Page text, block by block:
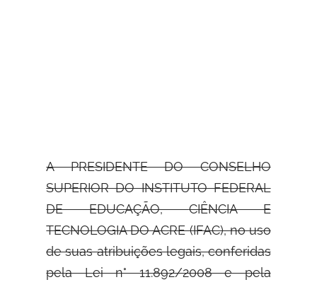
A PRESIDENTE DO CONSELHO
SUPERIOR DO INSTITUTO FEDERAL
DE EDUCAÇÃO,CIÊNCIA E
TECNOLOGIA DO ACRE (IFAC), no uso
de suas atribuições legais, conferidas
pela Lei n° 11.892/2008 e pela